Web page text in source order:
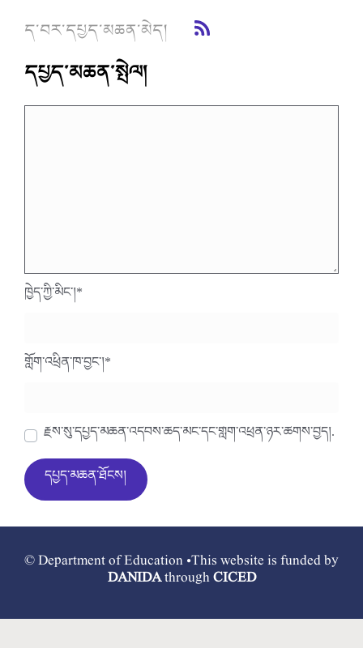
ད་བར་དཔྱད་མཆན་མེད།
དཔྱད་མཆན་སྤེལ།
ཁྱེད་ཀྱི་མིང་།*
གློག་འཕྲིན་ཁ་བྱང་།*
རྗེས་སུ་དཔྱད་མཆན་འདེབས་ཆེད་མིང་དང་གློག་འཕྲིན་ཉར་ཚགས་བྱེད།.
© Department of Education •This website is funded by
DANIDAthroughCICED